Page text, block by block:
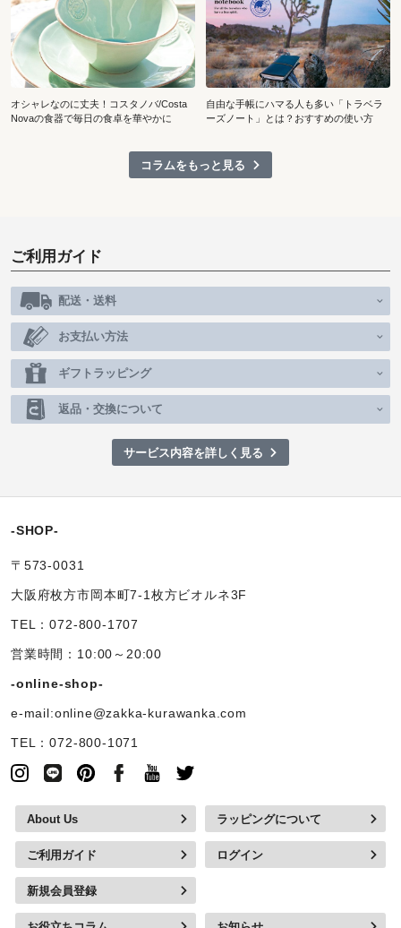
オシャレなのに丈夫！コスタノバ/Costa
Novaの食器で毎日の食卓を華やかに
自由な手帳にハマる人も多い「トラベラ
ーズノート」とは？おすすめの使い方
コラムをもっと見る
ご利用ガイド
配送・送料
お支払い方法
ギフトラッピング
返品・交換について
サービス内容を詳しく見る
-SHOP-
〒573-0031
大阪府枚方市岡本町7-1枚方ビオルネ3F
TEL：072-800-1707
営業時間：10:00～20:00
-online-shop-
e-mail:online@zakka-kurawanka.com
TEL：072-800-1071
About Us ラッピングについて
ご利用ガイド ログイン
新規会員登録